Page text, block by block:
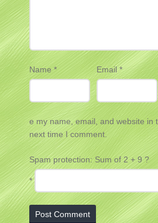
Name* Email*
e my name, email, and website in
next time I comment.
Spam protection: Sum of 2 + 9 ?
*